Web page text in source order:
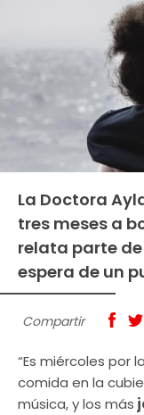
La Doctora
tres meses a
relata parte
espera de un
Compartir
“Es miércoles por
comida en la
música, y los más